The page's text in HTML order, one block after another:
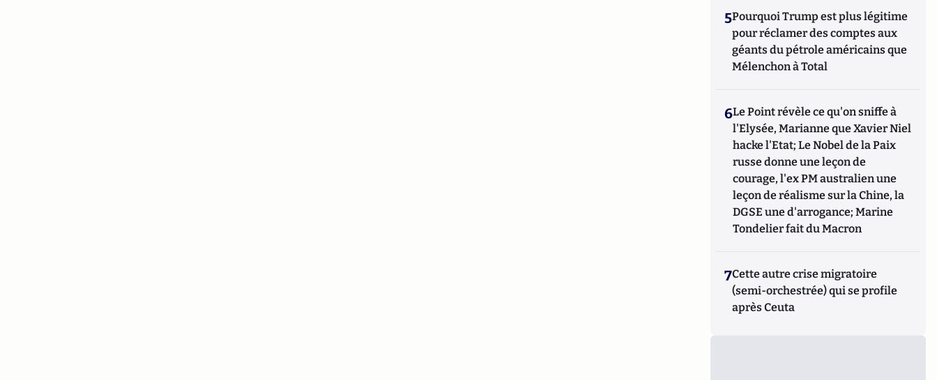
5Pourquoi Trump est plus légitime
pour réclamer des comptes aux
géants du pétrole américains que
Mélenchon à Total
6Le Point révèle ce qu'on sniffe à
l'Elysée, Marianne que Xavier Niel
hacke l'Etat; Le Nobel de la Paix
russe donne une leçon de
courage, l'ex PM australien une
leçon de réalisme sur la Chine, la
DGSE une d'arrogance; Marine
Tondelier fait du Macron
7Cette autre crise migratoire
(semi-orchestrée) qui se profile
après Ceuta